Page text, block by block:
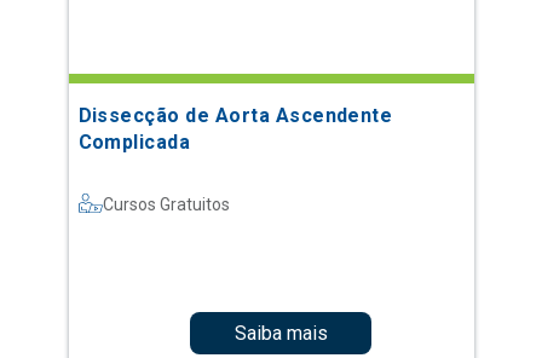
Dissecção de Aorta Ascendente
Complicada
Cursos Gratuitos
Saiba mais